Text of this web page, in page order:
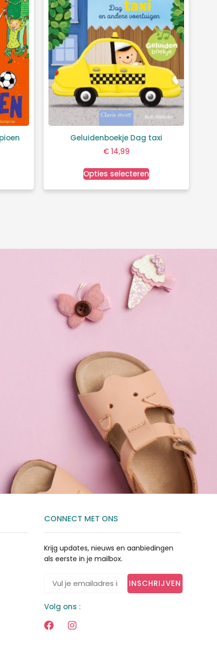
Geluidenboekje Dag taxi
€14,99
Opties selecteren
CONNECT MET ONS
Krijg updates, nieuws en aanbiedingen
als eerste in je mailbox.
INSCHRIJVEN
Volg ons :